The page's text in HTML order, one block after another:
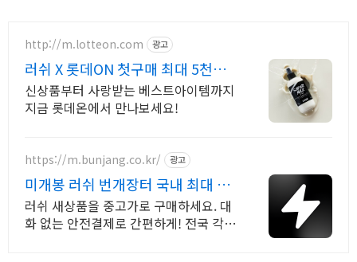
http://m.lotteon.com 광고
러쉬 X 롯데ON 첫구매 최대 5천원
혜택!
신상품부터 사랑받는 베스트아이템까지
지금 롯데온에서 만나보세요!
https://m.bunjang.co.kr/ 광고
미개봉 러쉬 번개장터 국내 최대 브
랜드 중고거래
러쉬 새상품을 중고가로 구매하세요. 대
화 없는 안전결제로 간편하게! 전국 각지